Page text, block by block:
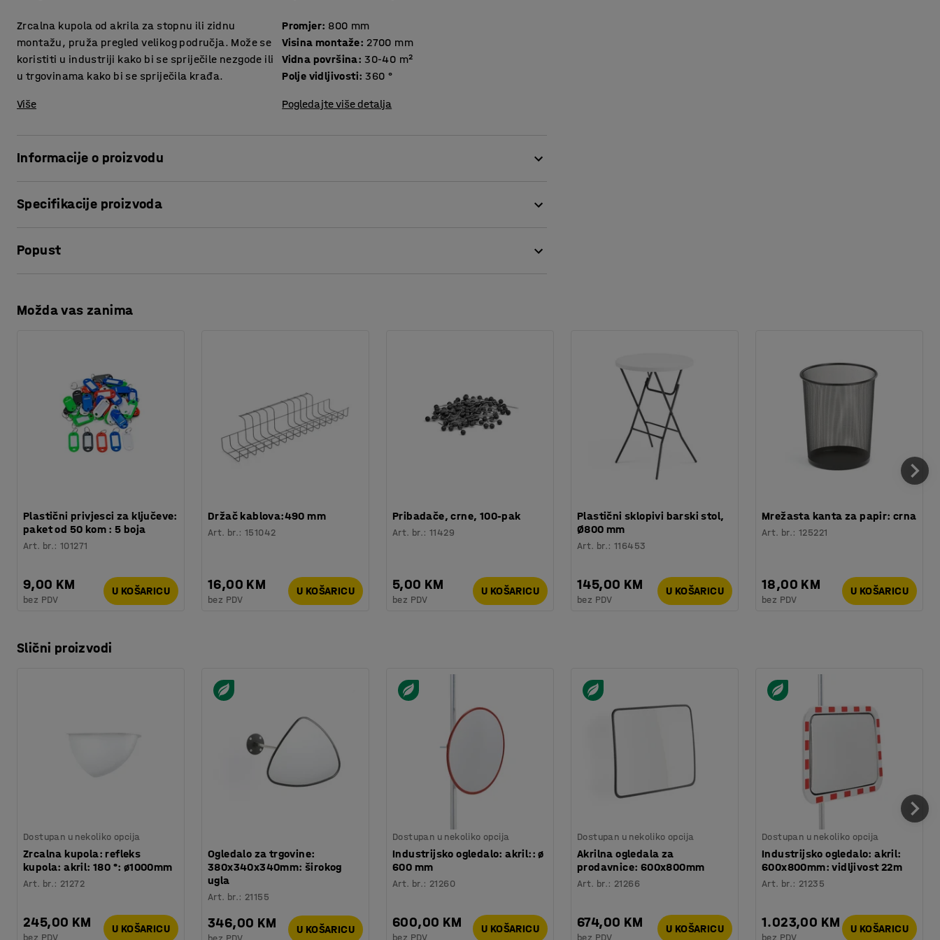
Zrcalna kupola od akrila za stopnu ili zidnu
montažu, pruža pregled velikog područja. Može se
koristiti u industriji kako bi se spriječile nezgode ili
u trgovinama kako bi se spriječila krađa.
Više
Promjer: 800 mm
Visina montaže: 2700 mm
Vidna površina: 30-40 m²
Polje vidljivosti: 360 °
Pogledajte više detalja
Informacije o proizvodu
Specifikacije proizvoda
Visina montaže
Materijal
Potreban broj osoba: 1
Popust
Preuzmite upute za održavanjen
Možda vas zanima
Plastični privjesci za ključeve:
paket od 50 kom : 5 boja
Art. br.:101271
9,00 KM
bez PDV
U KOŠARICU
Držač kablova:490 mm
Art. br.:151042
16,00 KM
bez PDV
U KOŠARICU
Pribadače, crne, 100-pak
Art. br.:11429
5,00 KM
bez PDV
U KOŠARICU
Plastični sklopivi barski stol,
Ø800 mm
Art. br.:116453
145,00 KM
bez PDV
U KOŠARICU
Mrežasta kanta za papir: crna
Art. br.:125221
18,00 KM
bez PDV
U KOŠARICU
Slični proizvodi
Dostupan u nekoliko opcija
Zrcalna kupola: refleks
kupola: akril: 180 °: ø1000mm
Art. br.: 21272
245,00 KM
bez PDV
U KOŠARICU
Ogledalo za trgovine:
380x340x340mm: širokog
ugla
Art. br.: 21155
346,00 KM U KOŠARICU
Dostupan u nekoliko opcija
Industrijsko ogledalo: akril:: ø
600 mm
Art. br.: 21260
600,00 KM
bez PDV
U KOŠARICU
Dostupan u nekoliko opcija
Akrilna ogledala za
prodavnice: 600x800mm
Art. br.: 21266
674,00 KM
bez PDV
U KOŠARICU
Dostupan u nekoliko opcija
Industrijsko ogledalo: akril:
600x800mm: vidljivost 22m
Art. br.: 21235
1.023,00 KM
bez PDV
U KOŠARICU